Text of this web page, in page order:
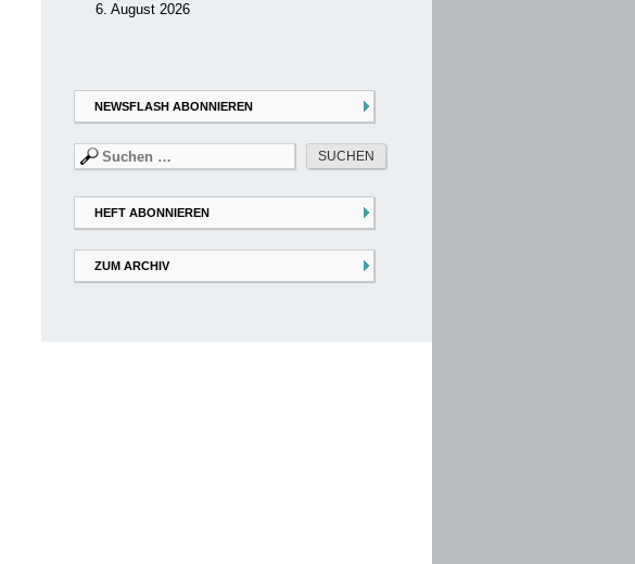
6. August 2026
NEWSFLASH ABONNIEREN
Suchen
nach:
HEFT ABONNIEREN
ZUM ARCHIV